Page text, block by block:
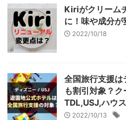
Kiriがクリーム
に！味や成分が
2022/10/18
全国旅行支援は
も割引対象？ク
TDL,USJ,ハウ
2022/10/13